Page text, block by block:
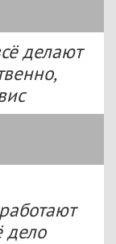
делают
дело